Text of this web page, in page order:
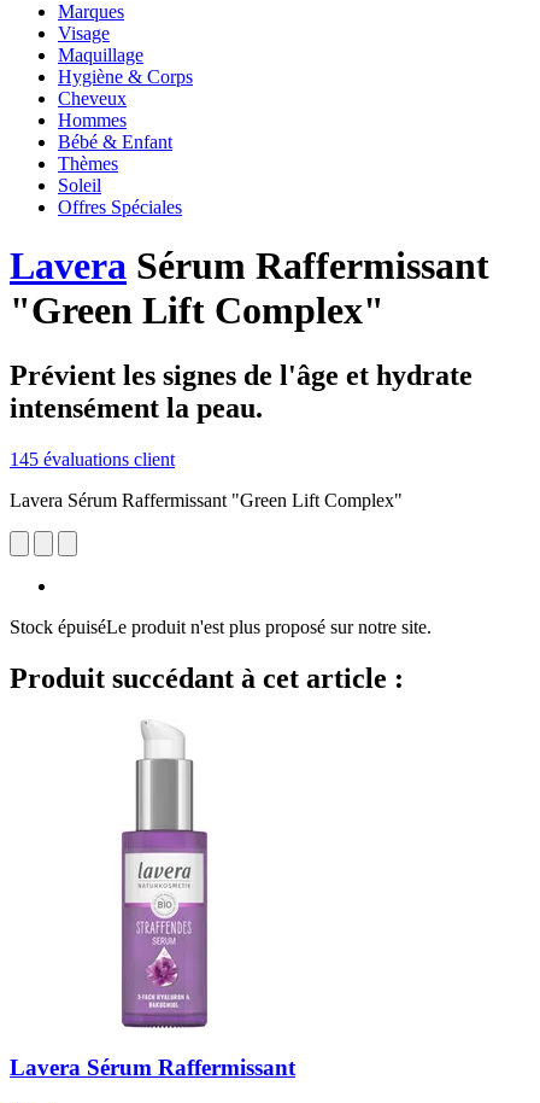
Marques
Visage
Maquillage
Hygiène & Corps
Cheveux
Hommes
Bébé & Enfant
Thèmes
Soleil
Offres Spéciales
Lavera Sérum Raffermissant
"Green Lift Complex"
Prévient les signes de l'âge et hydrate
intensément la peau.
145 évaluations client
Lavera Sérum Raffermissant "Green Lift Complex"
Stock épuiséLe produit n'est plus proposé sur notre site.
Produit succédant à cet article :
Lavera Sérum Raffermissant